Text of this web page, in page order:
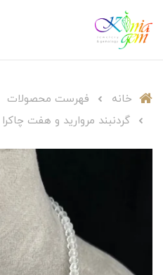
خانه
فهرست محصولات
گردنبند مروارید و هفت چاکرا